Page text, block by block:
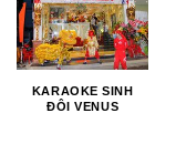
KARAOKE SINH
ĐÔI VENUS